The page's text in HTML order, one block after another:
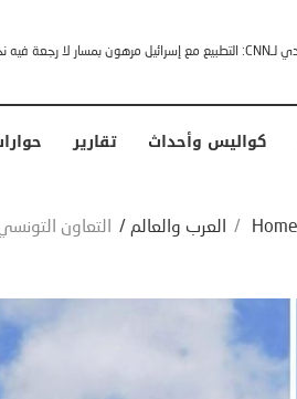
ترامب” .. ردا على انتقادات وجهها له الرئيس الأمريكي
كواليس وأحداث تقارير
Home
/ العرب والعالم / التعاون